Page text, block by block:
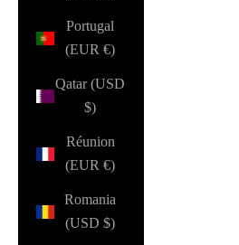
Portugal
(EUR €)
Qatar (USD
$)
Réunion
(EUR €)
Romania
(USD $)